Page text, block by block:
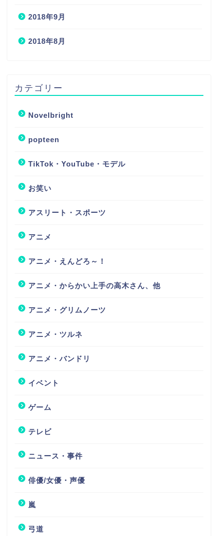
2018年9月
2018年8月
カテゴリー
Novelbright
popteen
TikTok・YouTube・モデル
お笑い
アスリート・スポーツ
アニメ
アニメ・えんどろ～！
アニメ・からかい上手の高木さん、他
アニメ・グリムノーツ
アニメ・ツルネ
アニメ・バンドリ
イベント
ゲーム
テレビ
ニュース・事件
俳優/女優・声優
嵐
弓道